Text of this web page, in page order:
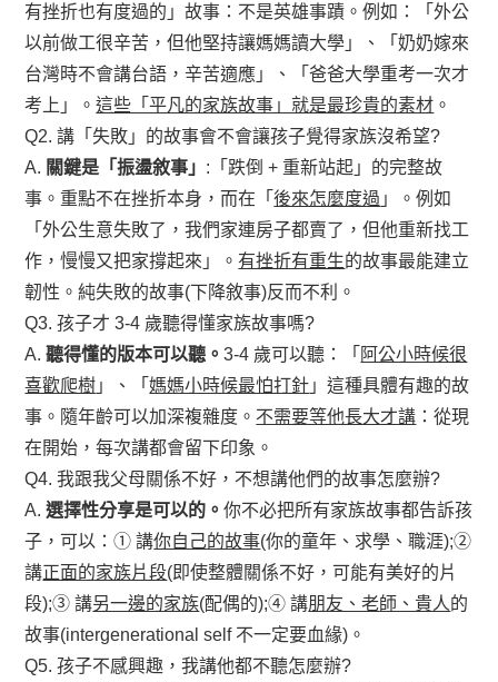
有挫折也有度過的」故事：不是英雄事蹟。例如：「外公
以前做工很辛苦，但他堅持讓媽媽讀大學」、「奶奶嫁來
台灣時不會講台語，辛苦適應」、「爸爸大學重考一次才
考上」。這些「平凡的家族故事」就是最珍貴的素材 。
Q2. 講「失敗」的故事會不會讓孩子覺得家族沒希望?
A. 關鍵是「振盪敘事」 :「跌倒 + 重新站起」的完整故
事。重點不在挫折本身，而在「後來怎麼度過 」。例如
「外公生意失敗了，我們家連房子都賣了，但他重新找工
作，慢慢又把家撐起來」。 有挫折有重生的故事最能建立
韌性。純失敗的故事(下降敘事)反而不利。
Q3. 孩子才 3-4 歲聽得懂家族故事嗎?
A.聽得懂的版本可以聽。3-4 歲可以聽：「 阿公小時候很
喜歡爬樹 」、「媽媽小時候最怕打針 」這種具體有趣的故
事。隨年齡可以加深複雜度。 不需要等他長大才講 ：從現
在開始，每次講都會留下印象。
Q4. 我跟我父母關係不好，不想講他們的故事怎麼辦?
A.選擇性分享是可以的。你不必把所有家族故事都告訴孩
子，可以：① 講你自己的故事(你的童年、求學、職涯);②
講正面的家族片段(即使整體關係不好，可能有美好的片
段);③ 講另一邊的家族(配偶的);④ 講朋友、老師、貴人的
故事(intergenerational self 不一定要血緣)。
Q5. 孩子不感興趣，我講他都不聽怎麼辦?